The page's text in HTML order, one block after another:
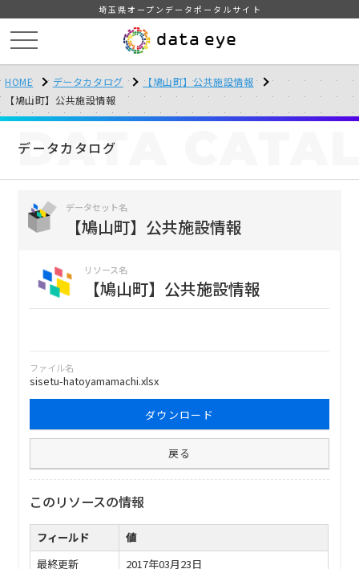
埼玉県オープンデータポータルサイト
HOME データカタログ
【鳩山町】公共施設情報
【鳩山町】公共施設情報
データカタログ
DATA
データセット名
【鳩山町】公共施設情報
リソース名
【鳩山町】公共施設情報
ファイル名
sisetu-hatoyamamachi.xlsx
ダウンロード
戻る
このリソースの情報
フィールド
値
最終更新
2017年03月23日